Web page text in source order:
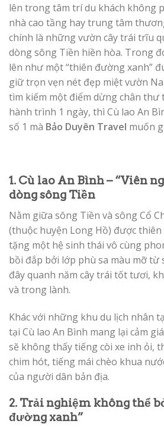
lên trong tâm trí du khách không
nhà cao tầng hay trung tâm
chính là những vườn cây trái trĩu
dòng sông Tiền hiền hòa. Trong
lên như một “thiên đường xanh”
giữ trọn vẹn nét đẹp miệt vườn
tìm kiếm một điểm dừng chân thư
hành trình 1 ngày, thì Cù lao An
số 1 mà Bảo Duyên Travel muốn
1. Cù lao An Bình – “Viên
dòng sông Tiền
Nằm giữa sông Tiền và sông Cổ
(thuộc huyện Long Hồ) được
tặng một hệ sinh thái vô cùng
bồi đắp bởi lớp phù sa màu mỡ từ
đây quanh năm cây trái tốt tươi,
và trong lành.
Khác với những khu du lịch nhân
tại Cù lao An Bình mang lại cảm
sẽ không thấy tiếng còi xe inh ỏi,
chim hót, tiếng mái chèo khua
của người dân bản địa.
2. Trải nghiệm không thể
đường xanh”